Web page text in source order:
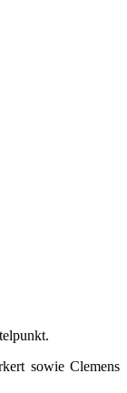
sowie Clemens